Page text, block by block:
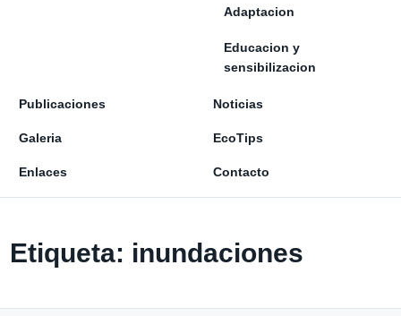
Adaptacion
Educacion y
sensibilizacion
Publicaciones Noticias
Galeria EcoTips
Enlaces Contacto
Etiqueta: inundaciones